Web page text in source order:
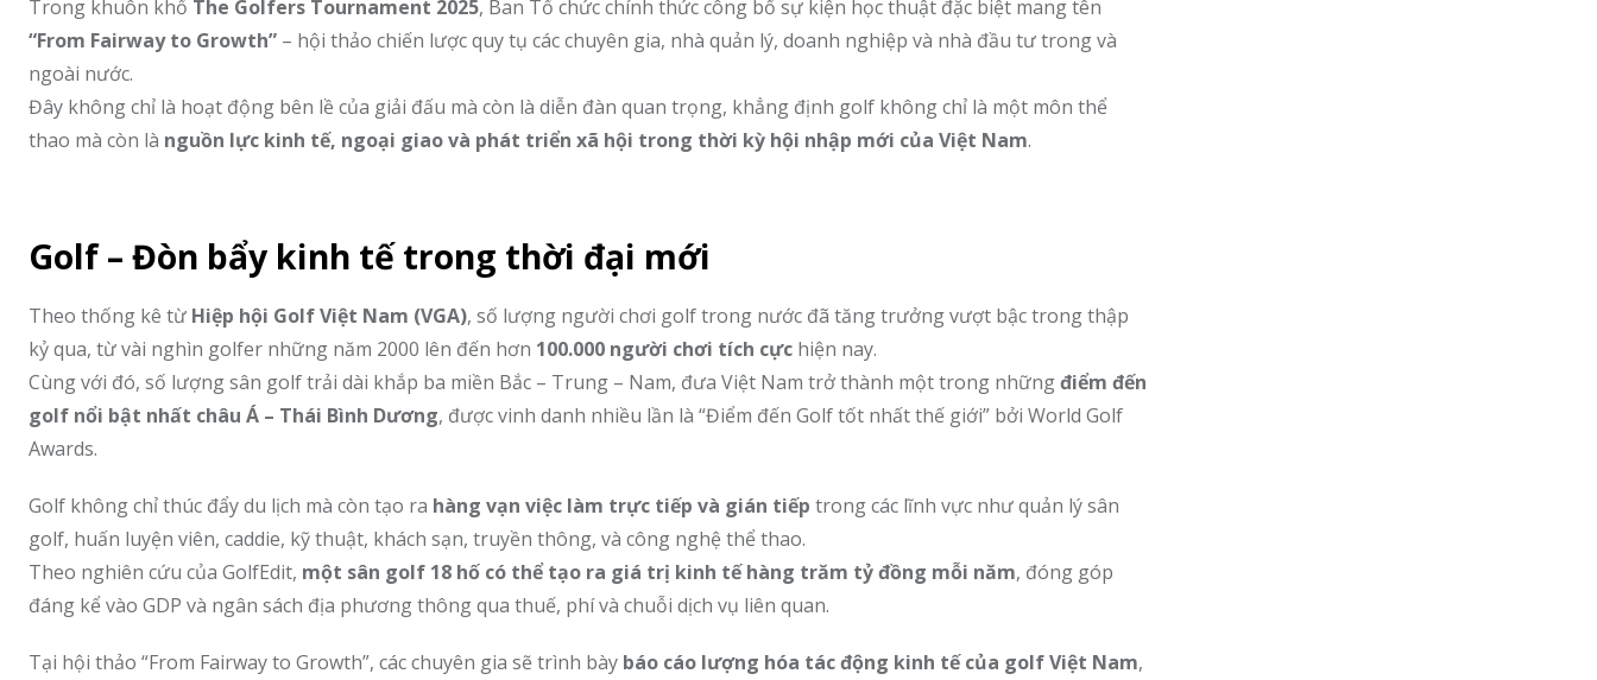
Trong khuôn khổ The Golfers Tournament 2025, Ban Tổ chức chính thức công bố sự kiện học thuật đặc biệt mang tên
“From Fairway to Growth” – hội thảo chiến lược quy tụ các chuyên gia, nhà quản lý, doanh nghiệp và nhà đầu tư trong và
ngoài nước.
Đây không chỉ là hoạt động bên lề của giải đấu mà còn là diễn đàn quan trọng, khẳng định golf không chỉ là một môn thể
thao mà còn là nguồn lực kinh tế, ngoại giao và phát triển xã hội trong thời kỳ hội nhập mới của Việt Nam.
Golf – Đòn bẩy kinh tế trong thời đại mới
Theo thống kê từ Hiệp hội Golf Việt Nam (VGA), số lượng người chơi golf trong nước đã tăng trưởng vượt bậc trong thập
kỷ qua, từ vài nghìn golfer những năm 2000 lên đến hơn 100.000 người chơi tích cực hiện nay.
Cùng với đó, số lượng sân golf trải dài khắp ba miền Bắc – Trung – Nam, đưa Việt Nam trở thành một trong nhữngđiểm đến
golf nổi bật nhất châu Á – Thái Bình Dương, được vinh danh nhiều lần là “Điểm đến Golf tốt nhất thế giới” bởi World Golf
Awards.
Golf không chỉ thúc đẩy du lịch mà còn tạo ra hàng vạn việc làm trực tiếp và gián tiếp trong các lĩnh vực như quản lý sân
golf, huấn luyện viên, caddie, kỹ thuật, khách sạn, truyền thông, và công nghệ thể thao.
Theo nghiên cứu của GolfEdit, một sân golf 18 hố có thể tạo ra giá trị kinh tế hàng trăm tỷ đồng mỗi năm, đóng góp
đáng kể vào GDP và ngân sách địa phương thông qua thuế, phí và chuỗi dịch vụ liên quan.
Tại hội thảo “From Fairway to Growth”, các chuyên gia sẽ trình bày báo cáo lượng hóa tác động kinh tế của golf Việt Nam,